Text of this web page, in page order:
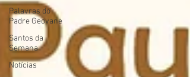
Palavras do
Padre Geovane
Santos da
Semana
Notícias